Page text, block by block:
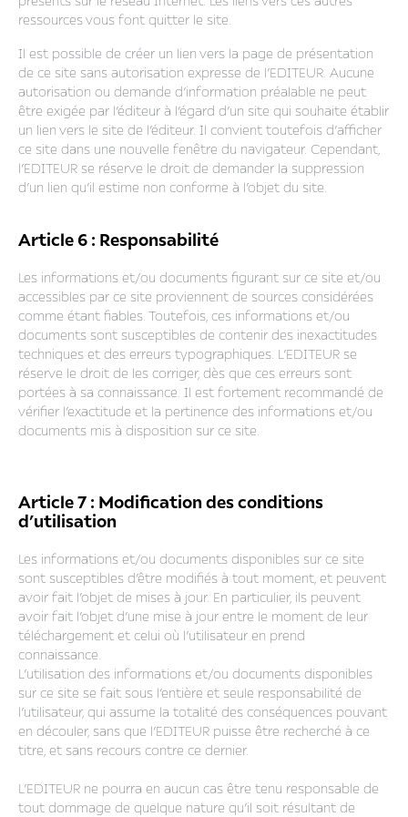
ressources vous font quitter le site.
Il est possible de créer un lien vers la page de présentation
de ce site sans autorisation expresse de l’EDITEUR. Aucune
autorisation ou demande d’information préalable ne peut
être exigée par l’éditeur à l’égard d’un site qui souhaite établir
un lien vers le site de l’éditeur. Il convient toutefois d’afficher
ce site dans une nouvelle fenêtre du navigateur. Cependant,
l’EDITEUR se réserve le droit de demander la suppression
d’un lien qu’il estime non conforme à l’objet du site.
Article 6 : Responsabilité
Les informations et/ou documents figurant sur ce site et/ou
accessibles par ce site proviennent de sources considérées
comme étant fiables. Toutefois, ces informations et/ou
documents sont susceptibles de contenir des inexactitudes
techniques et des erreurs typographiques. L’EDITEUR se
réserve le droit de les corriger, dès que ces erreurs sont
portées à sa connaissance. Il est fortement recommandé de
vérifier l’exactitude et la pertinence des informations et/ou
documents mis à disposition sur ce site.
Article 7 : Modification des conditions
d’utilisation
Les informations et/ou documents disponibles sur ce site
sont susceptibles d’être modifiés à tout moment, et peuvent
avoir fait l’objet de mises à jour. En particulier, ils peuvent
avoir fait l’objet d’une mise à jour entre le moment de leur
téléchargement et celui où l’utilisateur en prend
connaissance.
L’utilisation des informations et/ou documents disponibles
sur ce site se fait sous l’entière et seule responsabilité de
l’utilisateur, qui assume la totalité des conséquences pouvant
en découler, sans que l’EDITEUR puisse être recherché à ce
titre, et sans recours contre ce dernier.
L’EDITEUR ne pourra en aucun cas être tenu responsable de
tout dommage de quelque nature qu’il soit résultant de